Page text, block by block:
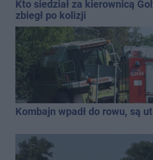
Kto siedział za kierownicą
zbiegł po kolizji
Kombajn wpadł do rowu, są